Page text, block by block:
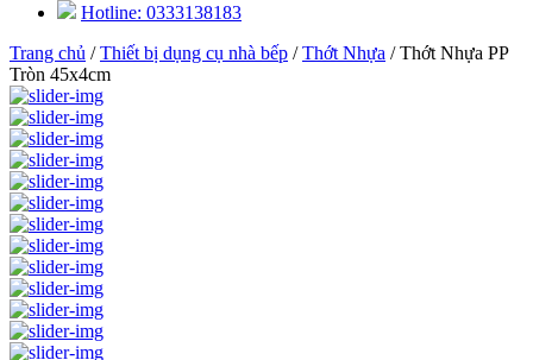
Hotline: 0333138183
Trang chủ /Thiết bị dụng cụ nhà bếp /Thớt Nhựa / Thớt Nhựa PP
Tròn 45x4cm